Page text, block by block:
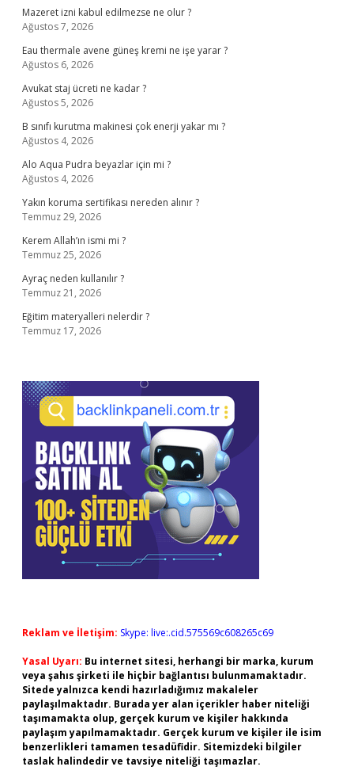
Mazeret izni kabul edilmezse ne olur ?
Ağustos 7, 2026
Eau thermale avene güneş kremi ne işe yarar ?
Ağustos 6, 2026
Avukat staj ücreti ne kadar ?
Ağustos 5, 2026
B sınıfı kurutma makinesi çok enerji yakar mı ?
Ağustos 4, 2026
Alo Aqua Pudra beyazlar için mi ?
Ağustos 4, 2026
Yakın koruma sertifikası nereden alınır ?
Temmuz 29, 2026
Kerem Allah’ın ismi mi ?
Temmuz 25, 2026
Ayraç neden kullanılır ?
Temmuz 21, 2026
Eğitim materyalleri nelerdir ?
Temmuz 17, 2026
Reklam ve İletişim: Skype: live:.cid.575569c608265c69
Yasal Uyarı: Bu internet sitesi, herhangi bir marka, kurum
veya şahıs şirketi ile hiçbir bağlantısı bulunmamaktadır.
Sitede yalnızca kendi hazırladığımız makaleler
paylaşılmaktadır. Burada yer alan içerikler haber niteliği
taşımamakta olup, gerçek kurum ve kişiler hakkında
paylaşım yapılmamaktadır. Gerçek kurum ve kişiler ile isim
benzerlikleri tamamen tesadüfidir. Sitemizdeki bilgiler
taslak halindedir ve tavsiye niteliği taşımazlar.